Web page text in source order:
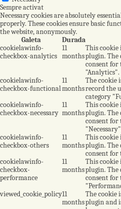
Sempre activat
Necessary cookies are absolutely
properly. These cookies ensure basic
the website, anonymously.
Galeta
Durada
cookielawinfo-
checkbox-analytics
11
months
This cookie
plugin. The
consent for
"Analytics".
cookielawinfo-
checkbox-functional
11
months
The cookie
record the
category
cookielawinfo-
checkbox-necessary
11
months
This cookie
plugin. The
consent for
cookielawinfo-
checkbox-others
11
months
This cookie
plugin. The
consent for
cookielawinfo-
checkbox-
performance
11
months
This cookie
plugin. The
consent for
viewed_cookie_policy11
months
The cookie
plugin and